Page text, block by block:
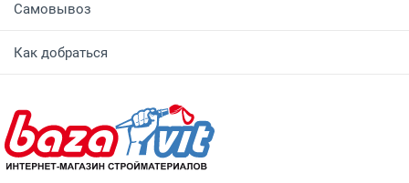
Самовывоз
Как добраться